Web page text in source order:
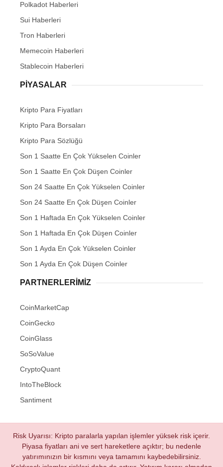
Polkadot Haberleri
Sui Haberleri
Tron Haberleri
Memecoin Haberleri
Stablecoin Haberleri
PIYASALAR
Kripto Para Fiyatları
Kripto Para Borsaları
Kripto Para Sözlüğü
Son 1 Saatte En Çok Yükselen Coinler
Son 1 Saatte En Çok Düşen Coinler
Son 24 Saatte En Çok Yükselen Coinler
Son 24 Saatte En Çok Düşen Coinler
Son 1 Haftada En Çok Yükselen Coinler
Son 1 Haftada En Çok Düşen Coinler
Son 1 Ayda En Çok Yükselen Coinler
Son 1 Ayda En Çok Düşen Coinler
PARTNERLERIMIZ
CoinMarketCap
CoinGecko
CoinGlass
SoSoValue
CryptoQuant
IntoTheBlock
Santiment
Risk Uyarısı: Kripto paralarla yapılan işlemler yüksek risk içerir.
Piyasa fiyatları ani ve sert hareketlere açıktır; bu nedenle
yatırımınızın bir kısmını veya tamamını kaybedebilirsiniz.